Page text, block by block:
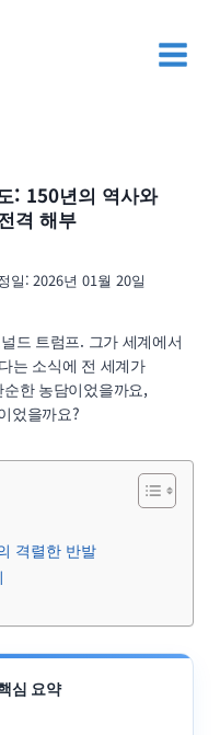
: 150년의 역사와
격 해부
일: 2026년 01월 20일
드 트럼프. 그가 세계에서
는 소식에 전 세계가
한 농담이었을까요,
었을까요?
격렬한 반발
심 요약